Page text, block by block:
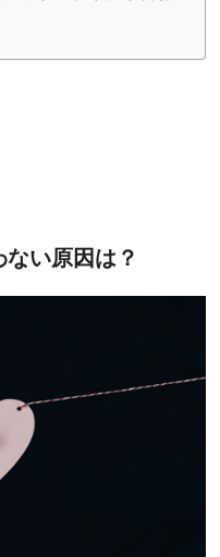
い原因は？